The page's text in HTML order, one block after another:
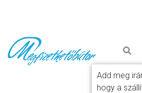
Add meg
hogy a